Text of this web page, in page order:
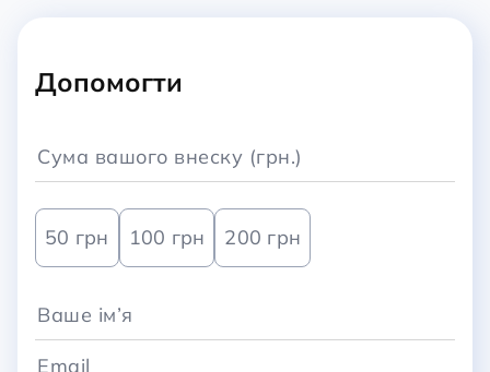
Допомогти
50 грн 100 грн 200 грн